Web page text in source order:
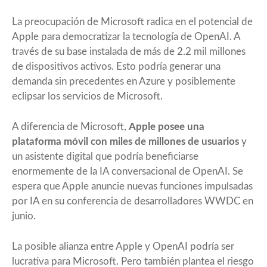
La preocupación de Microsoft radica en el potencial de
Apple para democratizar la tecnología de OpenAI. A
través de su base instalada de más de 2.2 mil millones
de dispositivos activos. Esto podría generar una
demanda sin precedentes en Azure y posiblemente
eclipsar los servicios de Microsoft.
A diferencia de Microsoft, Apple posee una
plataforma móvil con miles de millones de usuarios y
un asistente digital que podría beneficiarse
enormemente de la IA conversacional de OpenAI. Se
espera que Apple anuncie nuevas funciones impulsadas
por IA en su conferencia de desarrolladores WWDC en
junio.
La posible alianza entre Apple y OpenAI podría ser
lucrativa para Microsoft. Pero también plantea el riesgo